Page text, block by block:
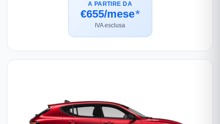
A PARTIRE DA
€655/mese*
IVA esclusa